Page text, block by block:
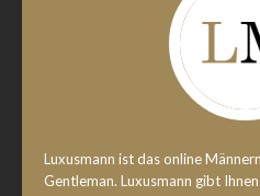
Luxusmann ist das online
Gentleman. Luxusmann gibt